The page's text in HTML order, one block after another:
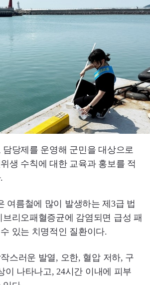
담당제를 운영해 군민을 대상으로
생 수칙에 대한 교육과 홍보를 적
여름철에 많이 발생하는 제3급 법
리오패혈증균에 감염되면 급성 패
있는 치명적인 질환이다.
스러운 발열, 오한, 혈압 저하, 구
이 나타나고, 24시간 이내에 피부